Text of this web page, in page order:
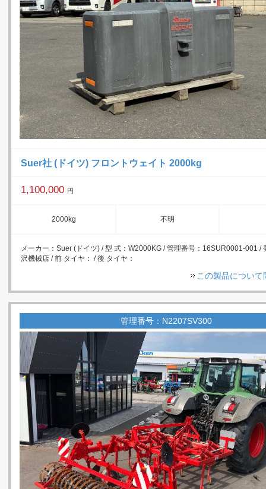
Suer社 (ドイツ) フロントウェイト 2000kg
1,100,000 円
2000kg 不明
メーカー：Suer (ドイツ) / 型 式：W2000KG / 管理番号：16SUR0001-001 /
沢機械店 / 前 タイヤ： / 後 タイヤ：
この製品につい
管理番号：N2207SV300